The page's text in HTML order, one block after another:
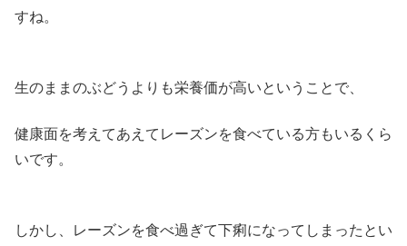
すね。
生のままのぶどうよりも栄養価が高いということで、
健康面を考えてあえてレーズンを食べている方もいるくら
いです。
しかし、レーズンを食べ過ぎて下痢になってしまったとい